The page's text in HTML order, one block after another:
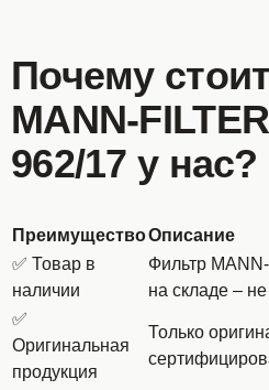
Почему
MANN-
962/17 у нас?
ПреимуществоОписание
✅ Товар в
наличии
Фильтр
на складе –
✅
Оригинальная
продукция
Только